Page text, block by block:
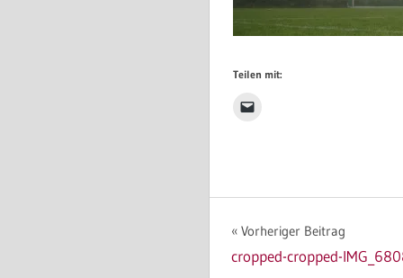
Teilen mit:
Vorheriger Beitrag
cropped-cropped-